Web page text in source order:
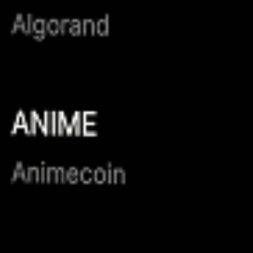
provedení, transparentní ceny
si můžete zkontrolovat cenu a poplatky.